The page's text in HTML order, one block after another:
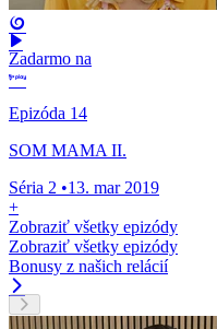
Zadarmo na
Epizóda 14
SOM MAMA II.
Séria 2 •13. mar 2019
+
Zobraziť všetky epizódy
Zobraziť všetky epizódy
Bonusy z našich relácií